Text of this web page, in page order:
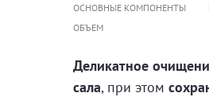
ОСНОВНЫЕ КОМПОНЕНТЫ
ОБЪЕМ
Деликатное
сала, при этом